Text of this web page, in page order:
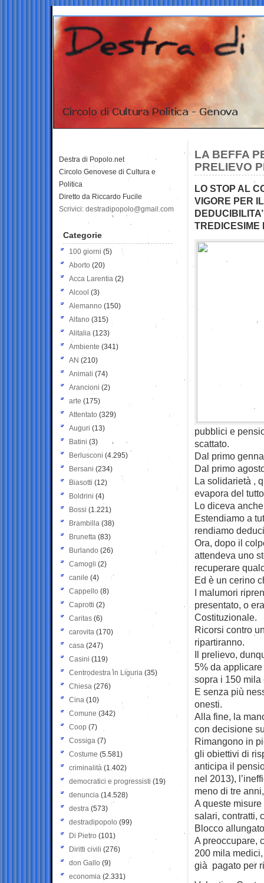
LA BEFFA
PRELIEVO
LO STOP AL
VIGORE PER
TREDICESIME
pubblici e
scattato.
Dal primo
Dal primo
La solidarietà ,
evapora del
Lo diceva
Estendiamo a
rendiamo
Ora, dopo il
attendeva uno
recuperare
Ed è un cerino
I malumori
presentato, o
Costituzionale.
Ricorsi contro
ripartiranno.
Il prelievo,
5% da
sopra i 150
E senza più
onesti.
Alla fine, la
con decisione
Rimangono in
gli obiettivi di
anticipa il
nel 2013),
meno di tre
A queste
salari, contratti,
Blocco
A preoccupare,
200 mila
già pagato per
Destra di Popolo.net
Circolo Genovese di Cultura e
Politica
Diretto da Riccardo Fucile
Scrivici: destradipopolo@gmail.com
Categorie
100 giorni (5)
Aborto (20)
Acca Larentia (2)
Alcool (3)
Alemanno (150)
Alfano (315)
Alitalia (123)
Ambiente (341)
AN (210)
Animali (74)
Arancioni (2)
arte (175)
Attentato (329)
Auguri (13)
Batini (3)
Berlusconi (4.295)
Bersani (234)
Biasotti (12)
Boldrini (4)
Bossi (1.221)
Brambilla (38)
Brunetta (83)
Burlando (26)
Camogli (2)
canile (4)
Cappello (8)
Caprotti (2)
Caritas (6)
carovita (170)
casa (247)
Casini (119)
Centrodestra in Liguria (35)
Chiesa (276)
Cina (10)
Comune (342)
Coop (7)
Cossiga (7)
Costume (5.581)
criminalità (1.402)
democratici e progressisti (19)
denuncia (14.528)
destra (573)
destradipopolo (99)
Di Pietro (101)
Diritti civili (276)
don Gallo (9)
economia (2.331)